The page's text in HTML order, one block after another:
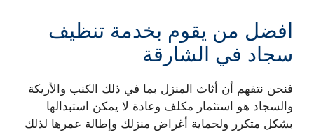
افضل من يقوم بخدمة تنظيف
سجاد في الشارقة
فنحن نتفهم أن أثاث المنزل بما في ذلك الكنب والأريكة
والسجاد هو استثمار مكلف وعادة لا يمكن استبدالها
بشكل متكرر ولحماية أغراض منزلك وإطالة عمرها لذلك